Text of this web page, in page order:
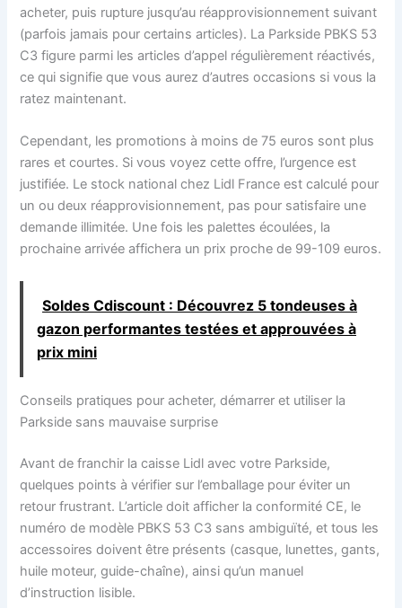
acheter, puis rupture jusqu’au réapprovisionnement suivant
(parfois jamais pour certains articles). La Parkside PBKS 53
C3 figure parmi les articles d’appel régulièrement réactivés,
ce qui signifie que vous aurez d’autres occasions si vous la
ratez maintenant.
Cependant, les promotions à moins de 75 euros sont plus
rares et courtes. Si vous voyez cette offre, l’urgence est
justifiée. Le stock national chez Lidl France est calculé pour
un ou deux réapprovisionnement, pas pour satisfaire une
demande illimitée. Une fois les palettes écoulées, la
prochaine arrivée affichera un prix proche de 99-109 euros.
Soldes Cdiscount : Découvrez 5 tondeuses à
gazon performantes testées et approuvées à
prix mini
Conseils pratiques pour acheter, démarrer et utiliser la
Parkside sans mauvaise surprise
Avant de franchir la caisse Lidl avec votre Parkside,
quelques points à vérifier sur l’emballage pour éviter un
retour frustrant. L’article doit afficher la conformité CE, le
numéro de modèle PBKS 53 C3 sans ambiguïté, et tous les
accessoires doivent être présents (casque, lunettes, gants,
huile moteur, guide-chaîne), ainsi qu’un manuel
d’instruction lisible.